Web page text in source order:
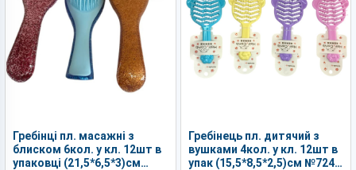
Гребінці пл. масажні з
блиском 6кол. у кл. 12шт в
упаковці (21,5*6,5*3)см
Гребінець пл. дитячий з
вушками 4кол. у кл. 12шт в
упак (15,5*8,5*2,5)см №724